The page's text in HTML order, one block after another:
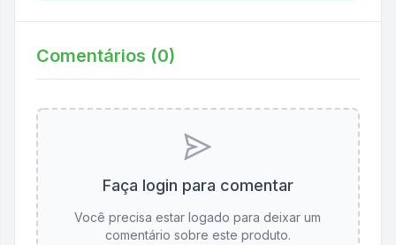
Comentários (0)
Faça login para comentar
Você precisa estar logado para deixar um
comentário sobre este produto.